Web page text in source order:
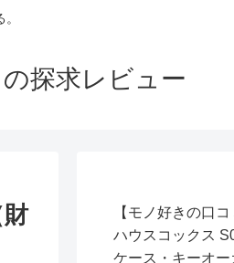
探求レビュー
【モノ好きの口
ハウスコックス
ケース・キーオ